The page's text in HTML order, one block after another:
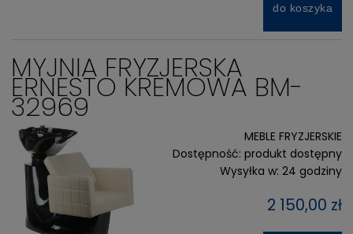
do koszyka
MYJNIA FRYZJERSKA
ERNESTO KREMOWA BM-
32969
MEBLE FRYZJERSKIE
Dostępność: produkt dostępny
Wysyłka w: 24 godziny
2 150,00 zł